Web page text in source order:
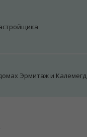
Эрмитаж и